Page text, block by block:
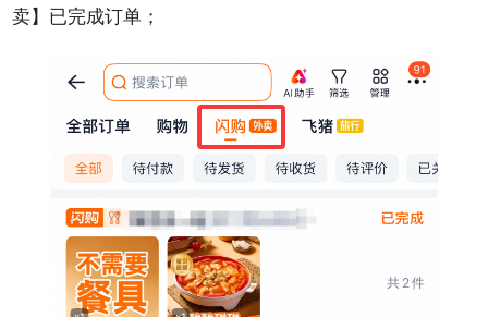
卖】已完成订单；